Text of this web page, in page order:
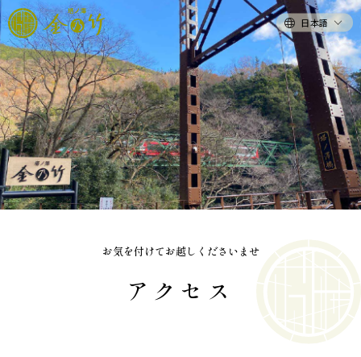
日本語
お気を付けてお越しくださいませ
アクセス